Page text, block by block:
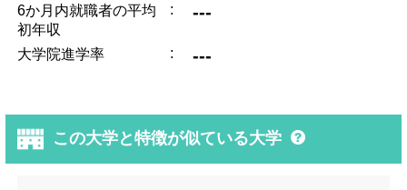
6か月内就職者の平均
初年収
: ---
大学院進学率 : ---
この大学と特徴が似ている大学